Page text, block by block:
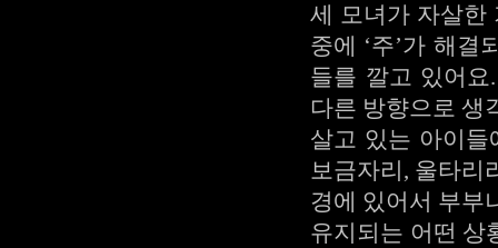
세 모녀가 자살한
중에 ‘주’가 해결
들를 깔고 있어
다른 방향으로 생
살고 있는 아이들
보금자리, 울타리
경에 있어서 부부
유지되는 어떤 상